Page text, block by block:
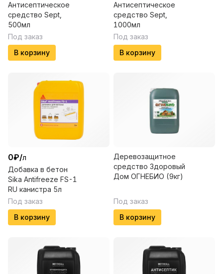
Антисептическое
средство Sept,
500мл
Под заказ
В корзину
Антисептическое
средство Sept,
1000мл
Под заказ
В корзину
0₽/л
Добавка в бетон
Sika Antifreeze FS-1
RU канистра 5л
Под заказ
В корзину
Деревозащитное
средство Здоровый
Дом ОГНЕБИО (9кг)
Под заказ
В корзину